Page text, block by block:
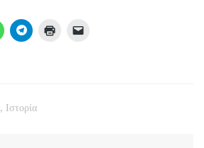
, Ιστορία